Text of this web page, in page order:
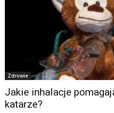
Zdrowie
Jakie inhalacje
katarze?